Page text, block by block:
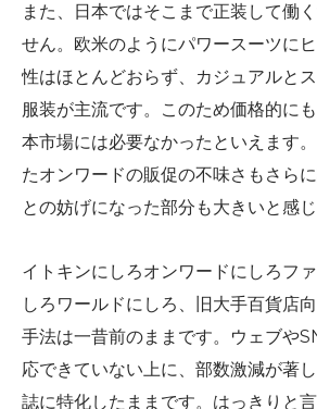
また、日本ではそこまで正装して働
せん。欧米のようにパワースーツに
性はほとんどおらず、カジュアルと
服装が主流です。このため価格的に
本市場には必要なかったといえます
たオンワードの販促の不味さもさら
との妨げになった部分も大きいと感じ
イトキンにしろオンワードにしろフ
しろワールドにしろ、旧大手百貨店
手法は一昔前のままです。ウェブや
応できていない上に、部数激減が著
誌に特化したままです。はっきりと